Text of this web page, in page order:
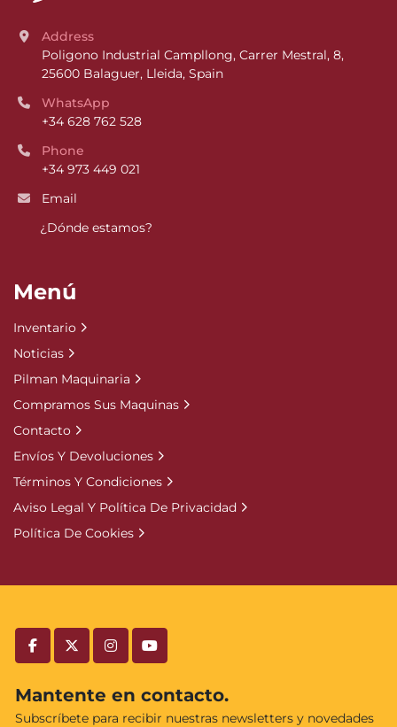
facebooktwitterinstagramyoutube
Mantente en contacto.
Subscríbete para recibir nuestras newsletters y novedades
Address
Poligono Industrial Campllong, Carrer Mestral, 8,
25600 Balaguer, Lleida, Spain
WhatsApp
+34 628 762 528
Phone
+34 973 449 021
Email
¿Dónde estamos?
Menú
Inventario
Noticias
Pilman Maquinaria
Compramos Sus Maquinas
Contacto
Envíos Y Devoluciones
Términos Y Condiciones
Aviso Legal Y Política De Privacidad
Política De Cookies